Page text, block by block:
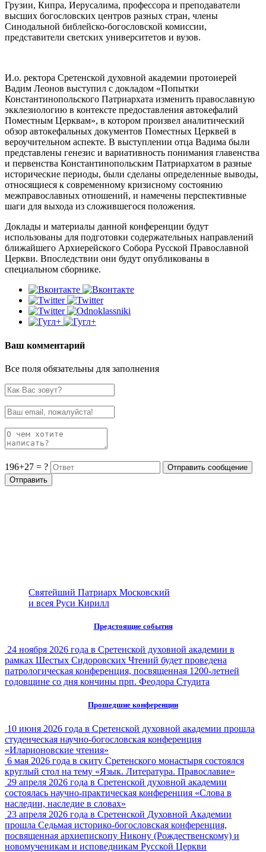
Грузии, Кипра, Иерусалима, профессора и преподаватели
высших богословских центров разных стран, члены
Синодальной библейско-богословской комиссии,
представители светских университетов и вузов.
И.о. ректора Сретенской духовной академии протоиерей
Вадим Леонов выступил с докладом «Попытки
Константинопольского Патриархата изменить православную
экклезиологию в контексте предоставления автокефалий
Поместным Церквам», в котором произвел аналитический
обзор автокефальных документов Поместных Церквей в
вероучительном аспекте. В выступлении отца Вадима были
представлены генезис и вариативность понимания главенства
и первенства Константинопольским Патриархатом в разные
исторические периоды, были сделаны определенные выводы,
относящиеся к современному кризисному состоянию
межправославных отношений, и намечены перспективные
шаги для выхода из сложившегося положения.
Доклады и материалы данной конференции будут
использованы для подготовки содержательных направлений
ближайшего Архиерейского Собора Русской Православной
Церкви. Впоследствии они будут опубликованы в
специальном сборнике.
Ваш комментарий
Все поля обязательны для заполнения
196+27 = ?
Святейший Патриарх Московский
и всея Руси Кирилл
Предстоящие события
24 ноября 2026 года в Сретенской духовной академии в
рамках Шестых Сидоровских Чтений будет проведена
патрологическая конференция, посвященная 1200-летней
годовщине со дня кончины прп. Феодора Студита
Прошедшие конференции
10 июня 2026 года в Сретенской духовной академии прошла
студенческая научно-богословская конференция
«Иларионовские чтения»
6 мая 2026 года в скиту Сретенского монастыря состоялся
круглый стол на тему «Язык. Литература. Православие»
29 апреля 2026 года в Сретенской духовной академии
состоялась научно-практическая конференция «Слова в
наследии, наследие в словах»
23 апреля 2026 года в Сретенской Духовной Академии
прошла Седьмая историко-богословская конференция,
посвященная архиепископу Никону (Рождественскому) и
новомученикам и исповедникам Русской Церкви